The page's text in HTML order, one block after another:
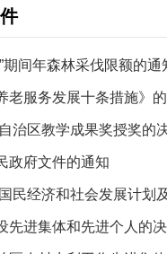
间年森林采伐限额的通
老服务发展十条措施》
治区教学成果奖授奖的
政府文件的通知
先进集体和先进个人的